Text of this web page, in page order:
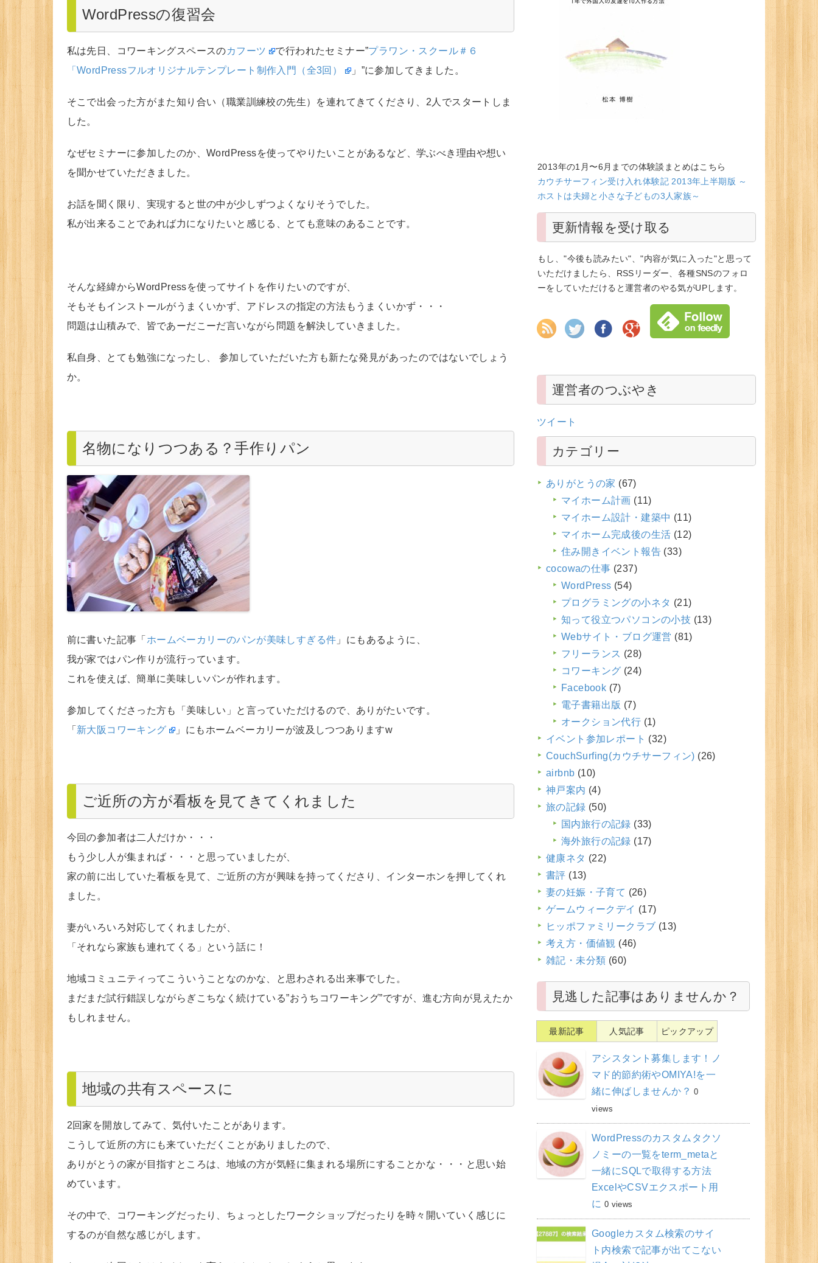
WordPressの復習会
私は先日、コワーキングスペースのカフーツ で行われたセミナー”プラワン・スクール＃６
「WordPressフルオリジナルテンプレート制作入門（全3回）
」”に参加してきました。
そこで出会った方がまた知り合い（職業訓練校の先生）を連れてきてくださり、2人でスタートしま
した。
なぜセミナーに参加したのか、WordPressを使ってやりたいことがあるなど、学ぶべき理由や想い
を聞かせていただきました。
お話を聞く限り、実現すると世の中が少しずつよくなりそうでした。
私が出来ることであれば力になりたいと感じる、とても意味のあることです。
そんな経緯からWordPressを使ってサイトを作りたいのですが、
そもそもインストールがうまくいかず、アドレスの指定の方法もうまくいかず・・・
問題は山積みで、皆であーだこーだ言いながら問題を解決していきました。
私自身、とても勉強になったし、 参加していただいた方も新たな発見があったのではないでしょう
か。
名物になりつつある？手作りパン
前に書いた記事「 ホームベーカリーのパンが美味しすぎる件 」にもあるように、
我が家ではパン作りが流行っています。
これを使えば、簡単に美味しいパンが作れます。
参加してくださった方も「美味しい」と言っていただけるので、ありがたいです。
「 新大阪コワーキング 」にもホームベーカリーが波及しつつありますw
ご近所の方が看板を見てきてくれました
今回の参加者は二人だけか・・・
もう少し人が集まれば・・・と思っていましたが、
家の前に出していた看板を見て、ご近所の方が興味を持ってくださり、インターホンを押してくれ
ました。
妻がいろいろ対応してくれましたが、
「それなら家族も連れてくる」という話に！
地域コミュニティってこういうことなのかな、と思わされる出来事でした。
まだまだ試行錯誤しながらぎこちなく続けている”おうちコワーキング”ですが、進む方向が見えたか
もしれません。
地域の共有スペースに
2回家を開放してみて、気付いたことがあります。
こうして近所の方にも来ていただくことがありましたので、
ありがとうの家が目指すところは、地域の方が気軽に集まれる場所にすることかな・・・と思い始
めています。
その中で、コワーキングだったり、ちょっとしたワークショップだったりを時々開いていく感じに
するのが自然な感じがします。
2013年の1月〜6月までの体験談まとめはこちら
カウチサーフィン受け入れ体験記 2013年上半期版 ～
ホストは夫婦と小さな子どもの3人家族～
更新情報を受け取る
もし、"今後も読みたい"、"内容が気に入った"と思って
いただけましたら、RSSリーダー、各種SNSのフォロ
ーをしていただけると運営者のやる気がUPします。
運営者のつぶやき
ツイート
カテゴリー
ありがとうの家 (67)
マイホーム計画 (11)
マイホーム設計・建築中 (11)
マイホーム完成後の生活 (12)
住み開きイベント報告 (33)
cocowaの仕事 (237)
WordPress (54)
プログラミングの小ネタ (21)
知って役立つパソコンの小技 (13)
Webサイト・ブログ運営 (81)
フリーランス (28)
コワーキング (24)
Facebook (7)
電子書籍出版 (7)
オークション代行 (1)
イベント参加レポート (32)
CouchSurfing(カウチサーフィン) (26)
airbnb (10)
神戸案内 (4)
旅の記録 (50)
国内旅行の記録 (33)
海外旅行の記録 (17)
健康ネタ (22)
書評 (13)
妻の妊娠・子育て (26)
ゲームウィークデイ (17)
ヒッポファミリークラブ (13)
考え方・価値観 (46)
雑記・未分類 (60)
見逃した記事はありませんか？
最新記事 人気記事 ピックアップ
アシスタント募集します！ノ
マド的節約術やOMIYA!を一
緒に伸ばしませんか？ 0
views
WordPressのカスタムタクソ
ノミーの一覧をterm_metaと
一緒にSQLで取得する方法
ExcelやCSVエクスポート用
に 0 views
Googleカスタム検索のサイ
ト内検索で記事が出てこない